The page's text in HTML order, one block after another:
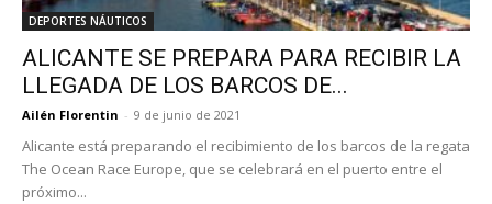
DEPORTES NÁUTICOS
ALICANTE SE PREPARA PARA RECIBIR LA
LLEGADA DE LOS BARCOS DE...
Ailén Florentin - 9 de junio de 2021
Alicante está preparando el recibimiento de los barcos de la regata
The Ocean Race Europe, que se celebrará en el puerto entre el
próximo...